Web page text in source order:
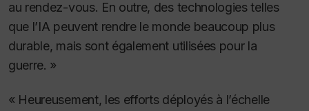
au rendez-vous. En outre, des technologies telles
que l’IA peuvent rendre le monde beaucoup plus
durable, mais sont également utilisées pour la
guerre. »
« Heureusement, les efforts déployés à l’échelle